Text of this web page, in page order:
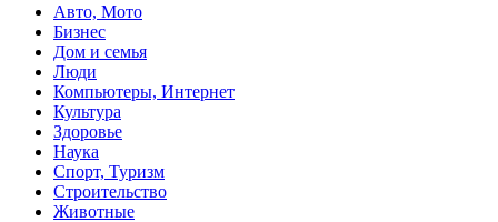
Авто, Мото
Бизнес
Дом и семья
Люди
Компьютеры, Интернет
Культура
Здоровье
Наука
Спорт, Туризм
Строительство
Животные